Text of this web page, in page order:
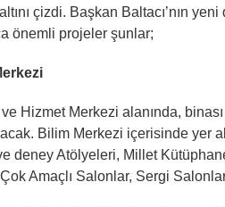
çizdi. Başkan Baltacı’nın
önemli projeler şunlar;
Hizmet Merkezi alanında,
Bilim Merkezi içerisinde yer
deney Atölyeleri, Millet
Amaçlı Salonlar, Sergi